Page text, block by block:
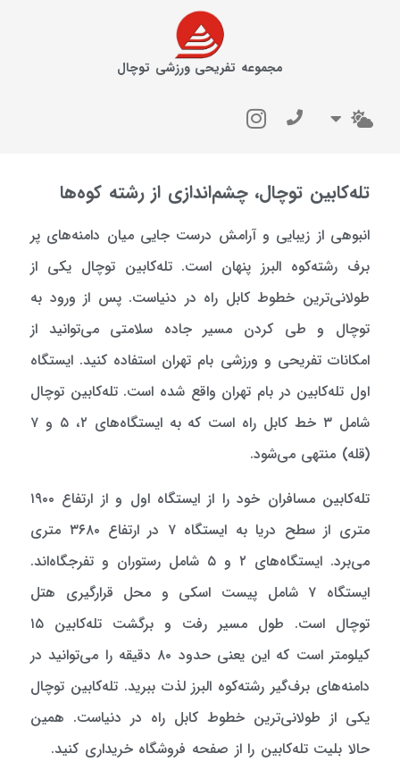
مجموعه تفریحی ورزشی توچال
تله‌کابین توچال، چشم‌اندازی از رشته ‌کوه‌ها
انبوهی از زیبایی و آرامش درست جایی میان دامنه‌های پر
برف رشته‌کوه البرز پنهان است. تله‌کابین توچال یکی از
طولانی‌ترین خطوط کابل راه در دنیاست. پس از ورود به
توچال و طی کردن مسیر جاده سلامتی می‌توانید از
امکانات تفریحی و ورزشی بام تهران استفاده کنید. ایستگاه
اول تله‌کابین در بام تهران واقع شده است. تله‌کابین توچال
شامل ۳ خط کابل راه است که به ایستگاه‌های ۲، ۵ و ۷
(قله) منتهی می‌شود.
تله‌کابین مسافران خود را از ایستگاه اول و از ارتفاع ۱۹۰۰
متری از سطح دریا به ایستگاه ۷ در ارتفاع ۳۶۸۰ متری
می‌برد. ایستگاه‌های ۲ و ۵ شامل رستوران و تفرجگاه‌اند.
ایستگاه ۷ شامل پیست اسکی و محل قرارگیری هتل
توچال است. طول مسیر رفت و برگشت تله‌کابین ۱۵
کیلومتر است که این یعنی حدود ۸۰ دقیقه را می‌توانید در
دامنه‌های برف‌گیر رشته‌کوه البرز لذت ببرید. تله‌کابین توچال
یکی از طولانی‌ترین خطوط کابل راه در دنیاست. همین
حالا بلیت تله‌کابین را از صفحه فروشگاه خریداری کنید.